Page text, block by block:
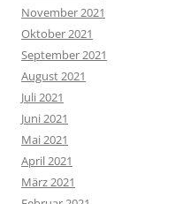
November 2021
Oktober 2021
September 2021
August 2021
Juli 2021
Juni 2021
Mai 2021
April 2021
März 2021